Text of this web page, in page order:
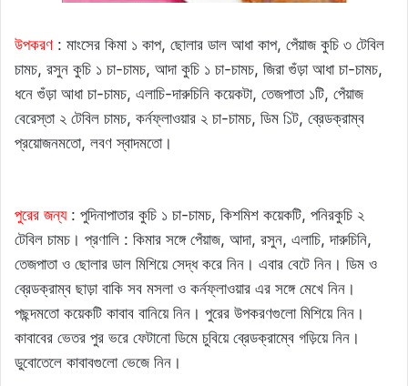
উপকরণ : মাংসের কিমা ১ কাপ, ছোলার ডাল আধা কাপ, পেঁয়াজ কুচি ৩ টেবিল
চামচ, রসুন কুচি ১ চা-চামচ, আদা কুচি ১ চা-চামচ, জিরা গুঁড়া আধা চা-চামচ,
ধনে গুঁড়া আধা চা-চামচ, এলাচি-দারুচিনি কয়েকটা, তেজপাতা ১টি, পেঁয়াজ
বেরেস্তা ২ টেবিল চামচ, কর্নফ্লাওয়ার ২ চা-চামচ, ডিম ১িট, ব্রেডক্রাম্ব
প্রয়োজনমতো, লবণ স্বাদমতো।
পুরের জন্য: পুদিনাপাতার কুচি ১ চা-চামচ, কিশমিশ কয়েকটি, পনিরকুচি ২
টেবিল চামচ। প্রণালি : কিমার সঙ্গে পেঁয়াজ, আদা, রসুন, এলাচি, দারুচিনি,
তেজপাতা ও ছোলার ডাল মিশিয়ে সেদ্ধ করে নিন। এবার বেটে নিন। ডিম ও
ব্রেডক্রাম্ব ছাড়া বাকি সব মসলা ও কর্নফ্লাওয়ার এর সঙ্গে মেখে নিন।
পছন্দমতো কয়েকটি কাবাব বানিয়ে নিন। পুরের উপকরণগুলো মিশিয়ে নিন।
কাবাবের ভেতর পুর ভরে ফেটানো ডিমে চুবিয়ে ব্রেডক্রাম্বে গড়িয়ে নিন।
ডুবোতেলে কাবাবগুলো ভেজে নিন।